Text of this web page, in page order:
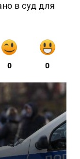
в суд для
0 0